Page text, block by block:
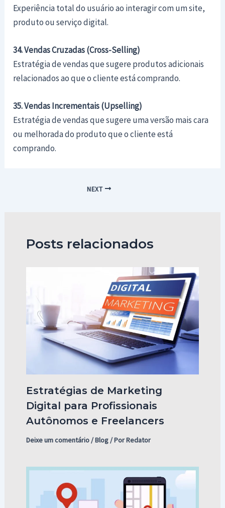
Experiência total do usuário ao interagir com um site,
produto ou serviço digital.
34. Vendas Cruzadas (Cross-Selling)
Estratégia de vendas que sugere produtos adicionais
relacionados ao que o cliente está comprando.
35. Vendas Incrementais (Upselling)
Estratégia de vendas que sugere uma versão mais cara
ou melhorada do produto que o cliente está
comprando.
NEXT
Posts relacionados
Estratégias de Marketing
Digital para Profissionais
Autônomos e Freelancers
Deixe um comentário/Blog/ PorRedator